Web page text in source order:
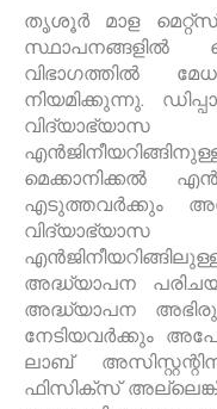
തൃശൂർ മാള മെറ്റ്സ്
സ്ഥാപനങ്ങളിൽ
വിഭാഗത്തിൽ
നിയമിക്കുന്നു.
വിദ്യാഭ്യാസ
മെക്കാനിക്കൽ
എടുത്തവർക്കും
വിദ്യാഭ്യാസ
അദ്ധ്യാപന
അദ്ധ്യാപന
നേടിയവർക്കും
ലാബ്
ഫിസിക്സ്